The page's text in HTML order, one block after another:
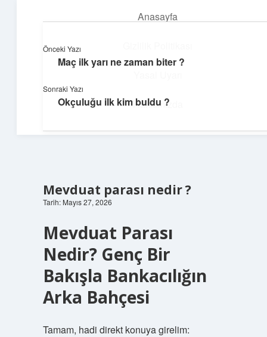
Anasayfa
Hakkımızda
Topluluk ve İlham
Mevduat parası nedir ?
Tarih: Mayıs 27, 2026
Mevduat Parası
Nedir? Genç Bir
Bakışla Bankacılığın
Arka Bahçesi
Tamam, hadi direkt konuya girelim:
Önceki Yazı
Maç ilk yarı ne zaman biter ?
Sonraki Yazı
Okçuluğu ilk kim buldu ?